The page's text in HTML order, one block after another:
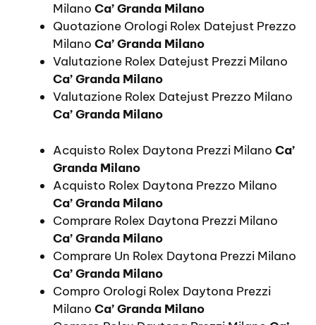
Milano Ca’ Granda Milano
Quotazione Orologi Rolex Datejust Prezzo
Milano Ca’ Granda Milano
Valutazione Rolex Datejust Prezzi Milano
Ca’ Granda Milano
Valutazione Rolex Datejust Prezzo Milano
Ca’ Granda Milano
Acquisto Rolex Daytona Prezzi Milano Ca’
Granda Milano
Acquisto Rolex Daytona Prezzo Milano
Ca’ Granda Milano
Comprare Rolex Daytona Prezzi Milano
Ca’ Granda Milano
Comprare Un Rolex Daytona Prezzi Milano
Ca’ Granda Milano
Compro Orologi Rolex Daytona Prezzi
Milano Ca’ Granda Milano